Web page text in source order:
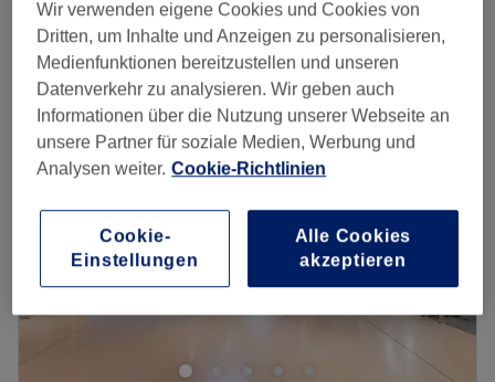
Schnellansicht Saloninfos
Montag 09:00–19:00
Dienstag
09:00–19:00
Mittwoch
09:00–19:00
Donnerstag
09:00– 19:00
Freitag
Samstag
09:00–19:00
Sonntag
Geschlossen
Ein makelloser Auftritt verlangt sagenhafte Nägel und
die gibt es bei Star Nails Spa in Volketswil. Der Salon
bietet dir perfektionierte Maniküren und voluminöse
Wimpernverlängerungen.
Wir verwenden eigene Cookies und Cookies von
Dritten, um Inhalte und Anzeigen zu personalisieren,
Medienfunktionen bereitzustellen und unseren
Datenverkehr zu analysieren. Wir geben auch
Informationen über die Nutzung unserer Webseite an
unsere Partner für soziale Medien, Werbung und
Analysen weiter. Cookie-Richtlinien
Alle Cookies
akzeptieren
Cookie-
Einstellungen